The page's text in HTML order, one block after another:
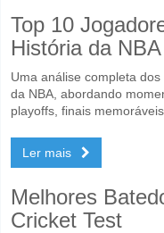
Top 10
História da NBA
Uma análise completa
da NBA, abordando
playoffs, finais
Ler mais
Melhores
Cricket Test